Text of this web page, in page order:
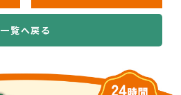
一覧へ戻る